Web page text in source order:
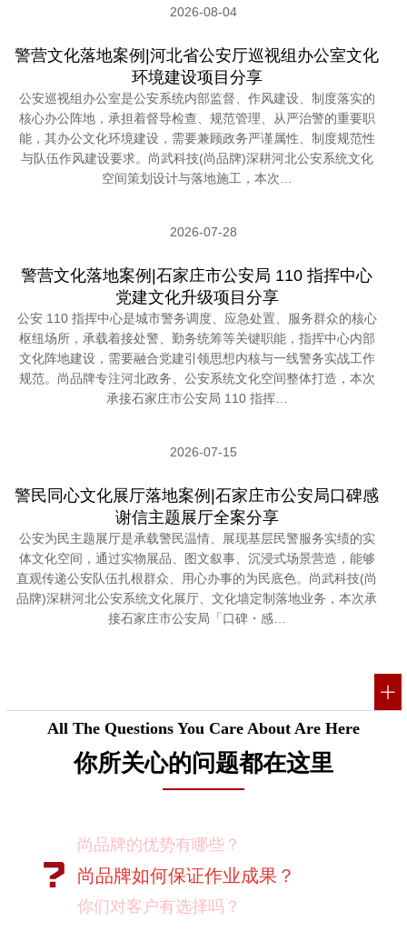
2026-08-04
警营文化落地案例|河北省公安厅巡视组办公室文化
环境建设项目分享
公安巡视组办公室是公安系统内部监督、作风建设、制度落实的
核心办公阵地，承担着督导检查、规范管理、从严治警的重要职
能，其办公文化环境建设，需要兼顾政务严谨属性、制度规范性
与队伍作风建设要求。尚武科技(尚品牌)深耕河北公安系统文化
空间策划设计与落地施工，本次…
2026-07-28
警营文化落地案例|石家庄市公安局 110 指挥中心
党建文化升级项目分享
公安 110 指挥中心是城市警务调度、应急处置、服务群众的核心
枢纽场所，承载着接处警、勤务统筹等关键职能，指挥中心内部
文化阵地建设，需要融合党建引领思想内核与一线警务实战工作
规范。尚品牌专注河北政务、公安系统文化空间整体打造，本次
承接石家庄市公安局 110 指挥…
2026-07-15
警民同心文化展厅落地案例|石家庄市公安局口碑感
谢信主题展厅全案分享
公安为民主题展厅是承载警民温情、展现基层民警服务实绩的实
体文化空间，通过实物展品、图文叙事、沉浸式场景营造，能够
直观传递公安队伍扎根群众、用心办事的为民底色。尚武科技(尚
品牌)深耕河北公安系统文化展厅、文化墙定制落地业务，本次承
接石家庄市公安局「口碑・感…
All The Questions You Care About Are Here
你所关心的问题都在这里
尚品牌的优势有哪些？
尚品牌如何保证作业成果？
你们对客户有选择吗？